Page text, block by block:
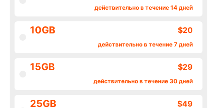
действительно в течение 14 дней
$20
10GB
действительно в течение 7 дней
$29
15GB
действительно в течение 30 дней
$49
25GB